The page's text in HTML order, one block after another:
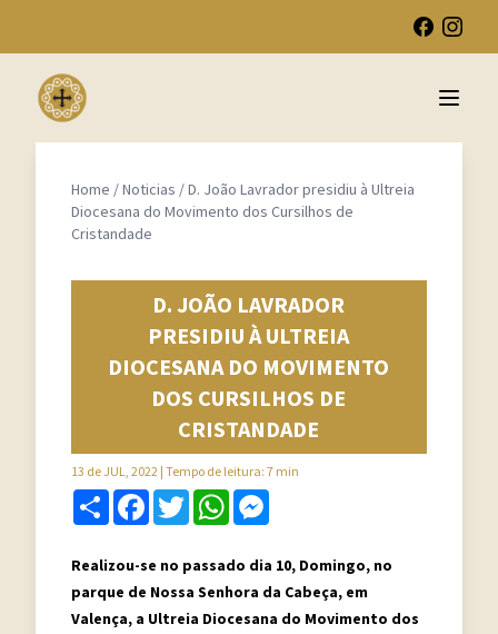
Open
Home /Noticias /D. João Lavrador presidiu à Ultreia
Diocesana do Movimento dos Cursilhos de
Cristandade
D. JOÃO LAVRADOR
PRESIDIU À ULTREIA
DIOCESANA DO MOVIMENTO
DOS CURSILHOS DE
CRISTANDADE
13 de JUL, 2022 | Tempo de leitura: 7 min
Share FacebookTwitterWhatsApp
Realizou-se no passado dia 10, Domingo, no
parque de Nossa Senhora da Cabeça, em
Valença, a Ultreia Diocesana do Movimento dos